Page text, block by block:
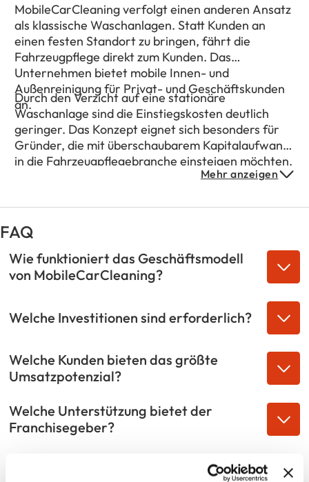
MobileCarCleaning verfolgt einen anderen Ansatz
als klassische Waschanlagen. Statt Kunden an
einen festen Standort zu bringen, fährt die
Fahrzeugpflege direkt zum Kunden. Das
Unternehmen bietet mobile Innen- und
Außenreinigung für Privat- und Geschäftskunden
an.
Durch den Verzicht auf eine stationäre
Waschanlage sind die Einstiegskosten deutlich
geringer. Das Konzept eignet sich besonders für
Gründer, die mit überschaubarem Kapitalaufwand
in die Fahrzeugpflegebranche einsteigen möchten.
Mehr anzeigen
FAQ
Wie funktioniert das Geschäftsmodell
von MobileCarCleaning?
Welche Investitionen sind erforderlich?
Welche Kunden bieten das größte
Umsatzpotenzial?
Welche Unterstützung bietet der
Franchisegeber?
Welche Perspektiven bietet der Markt für